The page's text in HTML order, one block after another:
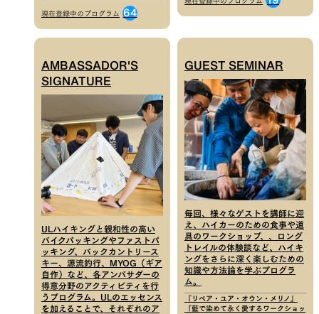
現在登録中のプログラム 64
AMBASSADOR'S
SIGNATURE
ULハイキングと親和性の高い
バイクパッキングやファストパ
ッキング、バックカントリース
キー、源流釣行、MYOG（ギア
自作）など、各アンバサダーの
得意分野のアクティビティを行
うプログラム。ULのエッセンス
を加えることで、それぞれのア
GUEST SEMINAR
毎回、様々なゲストを講師に迎
え、ハイカーのための食事や道
具のワークショップ、、ロング
トレイルの体験談など、ハイキ
ングをさらに深く楽しむための
知識や方法論を学ぶプログラ
ム。
『リペア・ユア・オウン・メリノ』
『藍で染めて永く愛するワークショッ